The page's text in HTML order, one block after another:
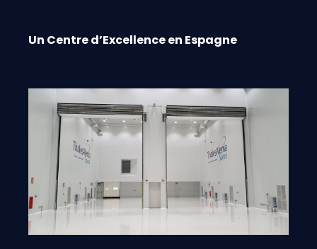
Un Centre d’Excellence en Espagne